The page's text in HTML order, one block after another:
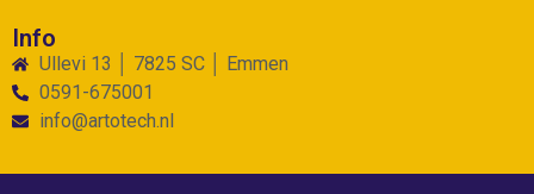
Info
Ullevi 13 │ 7825 SC │ Emmen
0591-675001
info@artotech.nl